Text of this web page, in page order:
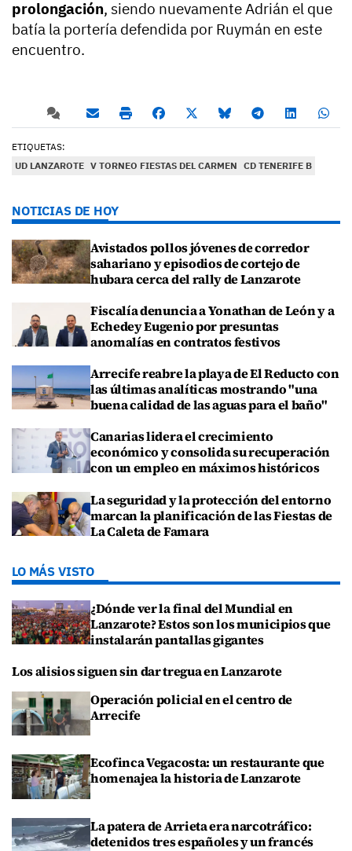
prolongación, siendo nuevamente Adrián el que
batía la portería defendida por Ruymán en este
encuentro.
ETIQUETAS:
UD LANZAROTE V TORNEO FIESTAS DEL CARMEN CD TENERIFE B
NOTICIAS DE HOY
Avistados pollos jóvenes de corredor
sahariano y episodios de cortejo de
hubara cerca del rally de Lanzarote
Fiscalía denuncia a Yonathan de León y a
Echedey Eugenio por presuntas
anomalías en contratos festivos
Arrecife reabre la playa de El Reducto con
las últimas analíticas mostrando "una
buena calidad de las aguas para el baño"
Canarias lidera el crecimiento
económico y consolida su recuperación
con un empleo en máximos históricos
La seguridad y la protección del entorno
marcan la planificación de las Fiestas de
La Caleta de Famara
LO MÁS VISTO
¿Dónde ver la final del Mundial en
Lanzarote? Estos son los municipios que
instalarán pantallas gigantes
Los alisios siguen sin dar tregua en Lanzarote
Operación policial en el centro de
Arrecife
Ecofinca Vegacosta: un restaurante que
homenajea la historia de Lanzarote
La patera de Arrieta era narcotráfico:
detenidos tres españoles y un francés